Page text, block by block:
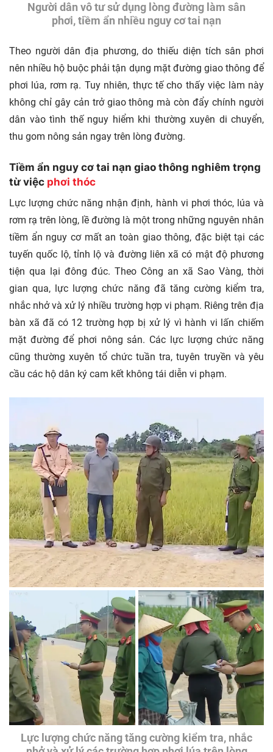
Người dân vô tư sử dụng lòng đường làm sân
phơi, tiềm ẩn nhiều nguy cơ tai nạn
Theo người dân địa phương, do thiếu diện tích sân phơi
nên nhiều hộ buộc phải tận dụng mặt đường giao thông để
phơi lúa, rơm rạ. Tuy nhiên, thực tế cho thấy việc làm này
không chỉ gây cản trở giao thông mà còn đẩy chính người
dân vào tình thế nguy hiểm khi thường xuyên di chuyển,
thu gom nông sản ngay trên lòng đường.
Tiềm ẩn nguy cơ tai nạn giao thông nghiêm trọng
từ việc phơi thóc
Lực lượng chức năng nhận định, hành vi phơi thóc, lúa và
rơm rạ trên lòng, lề đường là một trong những nguyên nhân
tiềm ẩn nguy cơ mất an toàn giao thông, đặc biệt tại các
tuyến quốc lộ, tỉnh lộ và đường liên xã có mật độ phương
tiện qua lại đông đúc. Theo Công an xã Sao Vàng, thời
gian qua, lực lượng chức năng đã tăng cường kiểm tra,
nhắc nhở và xử lý nhiều trường hợp vi phạm. Riêng trên địa
bàn xã đã có 12 trường hợp bị xử lý vì hành vi lấn chiếm
mặt đường để phơi nông sản. Các lực lượng chức năng
cũng thường xuyên tổ chức tuần tra, tuyên truyền và yêu
cầu các hộ dân ký cam kết không tái diễn vi phạm.
Lực lượng chức năng tăng cường kiểm tra, nhắc